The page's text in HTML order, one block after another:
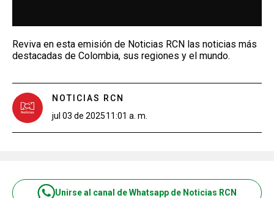
Reviva en esta emisión de Noticias RCN las noticias más
destacadas de Colombia, sus regiones y el mundo.
NOTICIAS RCN
jul 03 de 202511:01 a. m.
Unirse al canal de Whatsapp de Noticias RCN